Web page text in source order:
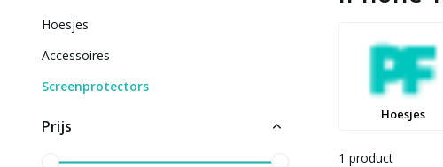
Hoesjes
Accessoires
Screenprotectors
Prijs
Hoesjes
1 product